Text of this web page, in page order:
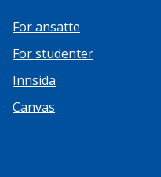
For ansatte
For studenter
Innsida
Canvas